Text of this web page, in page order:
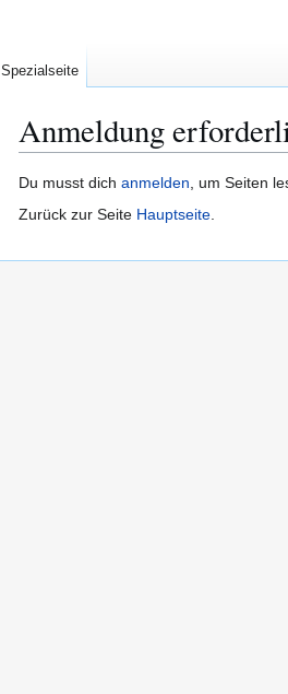
Anmeldung
Zur
Navigation
Zur
Suche
Du musst dich anmelden, um Seiten
Zurück zur Seite Hauptseite.
Spezialseite